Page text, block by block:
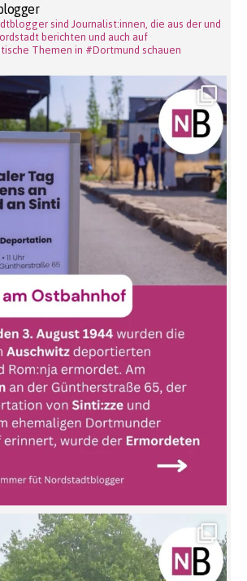
sind Journalist:innen, die aus der und
berichten und auch auf
Themen in #Dortmund schauen